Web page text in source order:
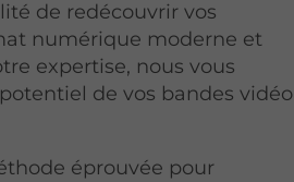
de redécouvrir vos
numérique moderne et
expertise, nous vous
de vos bandes vidéo
éprouvée pour